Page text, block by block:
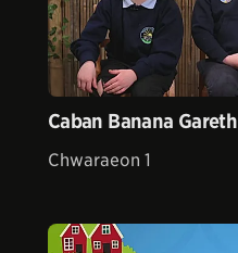
Caban Banana Gareth
Chwaraeon 1